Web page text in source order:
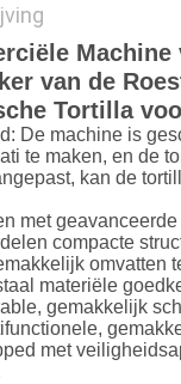
Machine
van de
Tortilla
De machine is
te maken, en de
kan de
met
compacte
omvatten
materiële
gemakkelijk
met